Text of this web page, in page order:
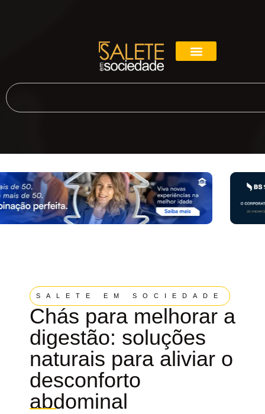
SALETE EM SOCIEDADE
Chás para melhorar a
digestão: soluções
naturais para aliviar o
desconforto
abdominal